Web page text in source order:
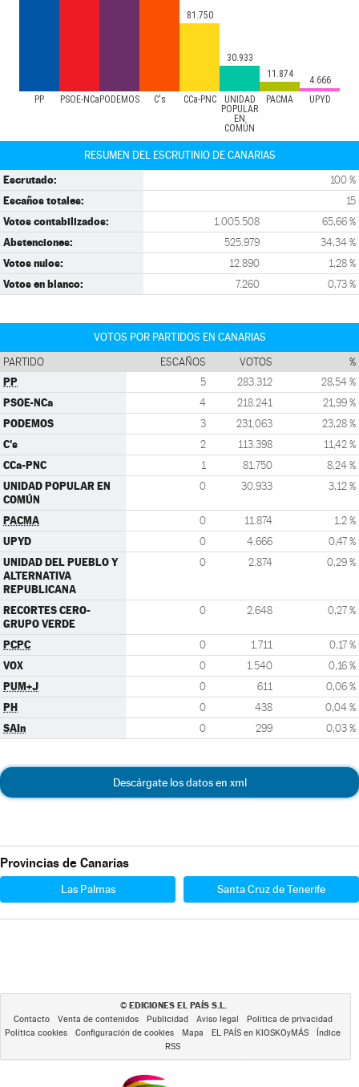
PP PSOE-NCa PODEMOS C's CCa-PNC
UNIDAD
POPULAR
EN
COMÚN
PACMA UPYD
81.750
30.933
11.874
4.666
RESUMEN DEL ESCRUTINIO DE CANARIAS
Escrutado: 100 %
Escaños totales: 15
Votos contabilizados: 1.005.508 65,66 %
Abstenciones: 525.979 34,34 %
Votos nulos: 12.890 1,28 %
Votos en blanco: 7.260 0,73 %
VOTOS POR PARTIDOS EN CANARIAS
PARTIDO ESCAÑOS VOTOS %
PP 5 283.312 28,54 %
PSOE-NCa 4 218.241 21,99 %
PODEMOS 3 231.063 23,28 %
C's 2 113.398 11,42 %
CCa-PNC 1 81.750 8,24 %
UNIDAD POPULAR EN
COMÚN
0 30.933 3,12 %
PACMA 0 11.874 1,2 %
UPYD 0 4.666 0,47 %
UNIDAD DEL PUEBLO Y
ALTERNATIVA
REPUBLICANA
0 2.874 0,29 %
RECORTES CERO-
GRUPO VERDE
0 2.648 0,27 %
PCPC 0 1.711 0,17 %
VOX 0 1.540 0,16 %
PUM+J 0 611 0,06 %
PH 0 438 0,04 %
SAIn 0 299 0,03 %
Descárgate los datos en xml
Provincias de Canarias
Las Palmas Santa Cruz de Tenerife
© EDICIONES EL PAÍS S.L.
Contacto Venta de contenidos Publicidad Aviso legal
Política de privacidad
Política cookies
Configuración de cookies Mapa EL PAÍS en KIOSKOyMÁS
Índice
RSS